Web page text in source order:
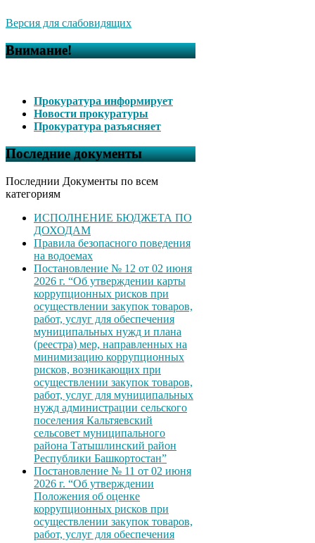
Версия для слабовидящих
Внимание!
Прокуратура информирует
Новости прокуратуры
Прокуратура разъясняет
Последние документы
Последнии Документы по всем
категориям
ИСПОЛНЕНИЕ БЮДЖЕТА ПО
ДОХОДАМ
Правила безопасного поведения
на водоемах
Постановление № 12 от 02 июня
2026 г. “Об утверждении карты
коррупционных рисков при
осуществлении закупок товаров,
работ, услуг для обеспечения
муниципальных нужд и плана
(реестра) мер, направленных на
минимизацию коррупционных
рисков, возникающих при
осуществлении закупок товаров,
работ, услуг для муниципальных
нужд администрации сельского
поселения Кальтяевский
сельсовет муниципального
района Татышлинский район
Республики Башкортостан”
Постановление № 11 от 02 июня
2026 г. “Об утверждении
Положения об оценке
коррупционных рисков при
осуществлении закупок товаров,
работ, услуг для обеспечения